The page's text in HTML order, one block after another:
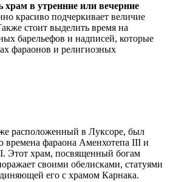
храм в утренние или вечерние
красиво подчеркивает величие
стоит выделить время на
барельефов и надписей, которые
фараонов и религиозных
расположенный в Луксоре, был
времена фараона Аменхотепа III и
Этот храм, посвященный богам
своими обелисками, статуями
его с храмом Карнака.